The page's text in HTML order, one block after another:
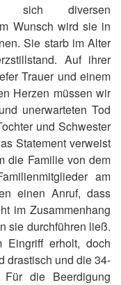
diversen
Wunsch wird sie in
Sie starb im Alter
Auf ihrer
Trauer und einem
Herzen müssen wir
unerwarteten Tod
und Schwester
Statement verweist
die Familie von dem
am
einen Anruf, dass
im Zusammenhang
sie durchführen ließ.
erholt, doch
drastisch und die 34-
die Beerdigung